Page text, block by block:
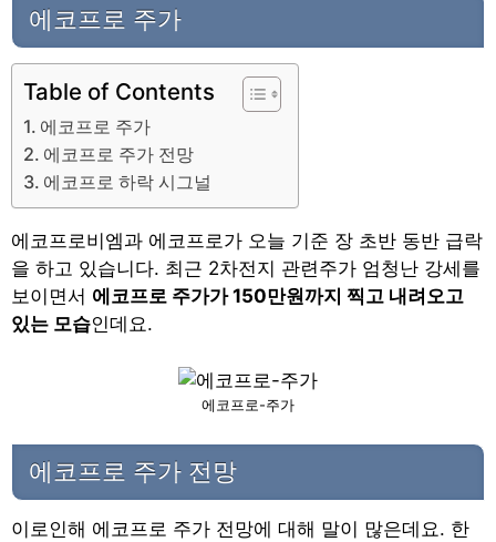
에코프로 주가
Table of Contents
에코프로 주가
에코프로 주가 전망
에코프로 하락 시그널
에코프로비엠과 에코프로가 오늘 기준 장 초반 동반 급락
을 하고 있습니다. 최근 2차전지 관련주가 엄청난 강세를
보이면서 에코프로 주가가 150만원까지 찍고 내려오고
있는 모습인데요.
에코프로-주가
에코프로 주가 전망
이로인해 에코프로 주가 전망에 대해 말이 많은데요. 한